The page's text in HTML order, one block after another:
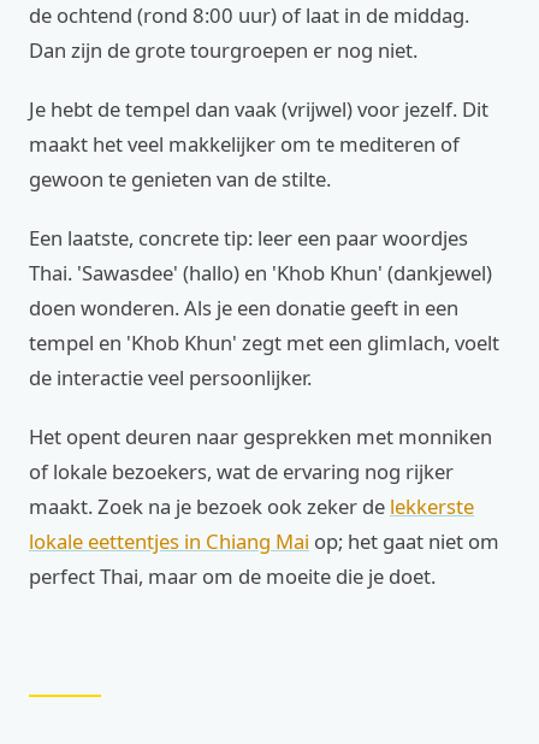
de ochtend (rond 8:00 uur) of laat in de middag.
Dan zijn de grote tourgroepen er nog niet.
Je hebt de tempel dan vaak (vrijwel) voor jezelf. Dit
maakt het veel makkelijker om te mediteren of
gewoon te genieten van de stilte.
Een laatste, concrete tip: leer een paar woordjes
Thai. 'Sawasdee' (hallo) en 'Khob Khun' (dankjewel)
doen wonderen. Als je een donatie geeft in een
tempel en 'Khob Khun' zegt met een glimlach, voelt
de interactie veel persoonlijker.
Het opent deuren naar gesprekken met monniken
of lokale bezoekers, wat de ervaring nog rijker
maakt. Zoek na je bezoek ook zeker de lekkerste
lokale eettentjes in Chiang Mai op; het gaat niet om
perfect Thai, maar om de moeite die je doet.